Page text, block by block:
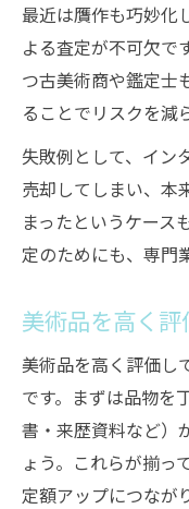
最近は贋作も巧妙化
よる査定が不可欠で
つ古美術商や鑑定士
ることでリスクを減
失敗例として、イン
売却してしまい、本
まったというケース
定のためにも、専門
美術品を高く
美術品を高く評価し
です。まずは品物を
書・来歴資料など）
ょう。これらが揃っ
定額アップにつなが